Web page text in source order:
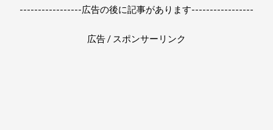
-----------------広告の後に記事があります-----------------
広告 / スポンサーリンク